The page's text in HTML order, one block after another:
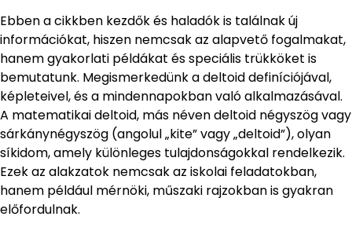
Ebben a cikkben kezdők és haladók is találnak új
információkat, hiszen nemcsak az alapvető fogalmakat,
hanem gyakorlati példákat és speciális trükköket is
bemutatunk. Megismerkedünk a deltoid definíciójával,
képleteivel, és a mindennapokban való alkalmazásával.
A matematikai deltoid, más néven deltoid négyszög vagy
sárkánynégyszög (angolul „kite” vagy „deltoid”), olyan
síkidom, amely különleges tulajdonságokkal rendelkezik.
Ezek az alakzatok nemcsak az iskolai feladatokban,
hanem például mérnöki, műszaki rajzokban is gyakran
előfordulnak.